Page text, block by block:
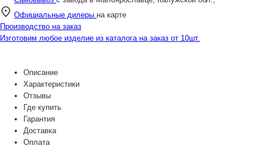
Официальные дилеры на карте
Производство на заказ
Изготовим любое изделие из каталога на заказ от 10шт.
Описание
Характеристики
Отзывы
Где купить
Гарантия
Доставка
Оплата